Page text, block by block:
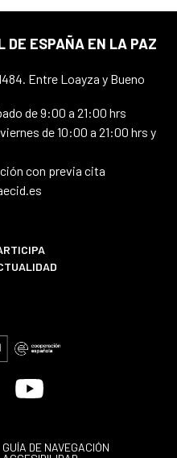
DE ESPAÑA EN LA PAZ
Entre Loayza y Bueno
de 9:00 a 21:00 hrs
de 10:00 a 21:00 hrs y
con previa cita
Youtube
GUÍA DE NAVEGACIÓN